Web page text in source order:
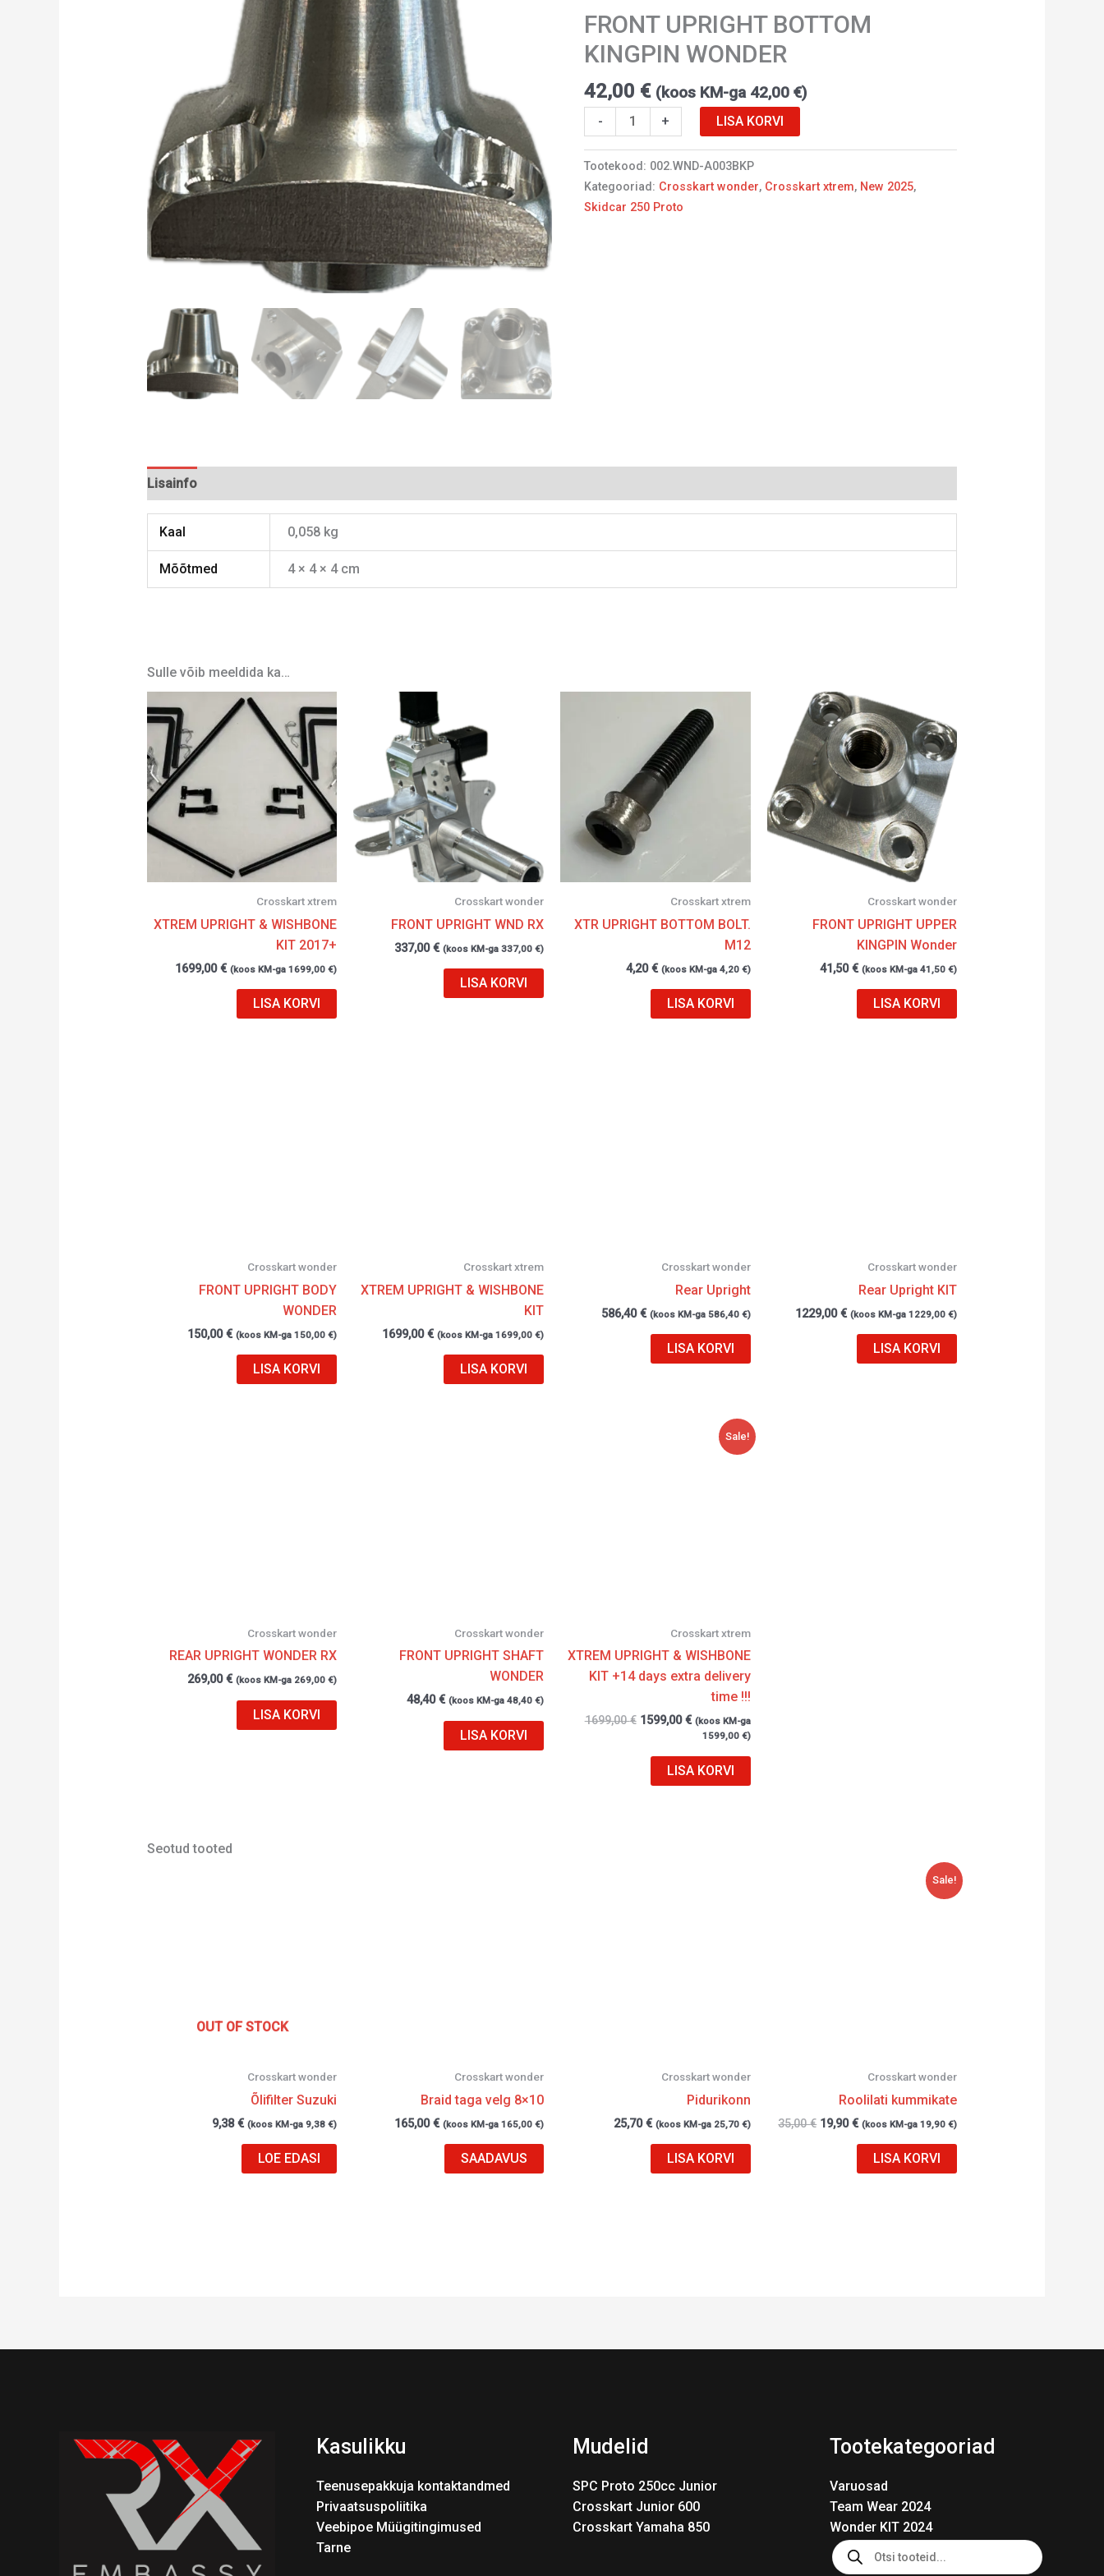
FRONT UPRIGHT BOTTOM
KINGPIN WONDER
42,00 € (koos KM-ga 42,00€)
-
kogus
+ LISA KORVI
Tootekood: 002.WND-A003BKP
Kategooriad: Crosskart wonder, Crosskart xtrem, New 2025,
Skidcar 250 Proto
Lisainfo
Kaal 0,058 kg
Mõõtmed 4 × 4 × 4 cm
Sulle võib meeldida ka…
Crosskart xtrem
XTREM UPRIGHT & WISHBONE
KIT 2017+
1699,00€ (koos KM-ga1699,00€)
LISA KORVI
Crosskart wonder
FRONT UPRIGHT WND RX
337,00€ (koos KM-ga 337,00 €)
LISA KORVI
Crosskart xtrem
XTR UPRIGHT BOTTOM BOLT.
M12
4,20€ (koos KM-ga 4,20 €)
LISA KORVI
Crosskart wonder
FRONT UPRIGHT UPPER
KINGPIN Wonder
41,50€ (koos KM-ga41,50€)
LISA KORVI
Crosskart wonder
FRONT UPRIGHT BODY
WONDER
150,00€ (koos KM-ga150,00€)
LISA KORVI
Crosskart xtrem
XTREM UPRIGHT & WISHBONE
KIT
1699,00€ (koos KM-ga 1699,00 €)
LISA KORVI
Crosskart wonder
Rear Upright
586,40€ (koos KM-ga 586,40 €)
LISA KORVI
Crosskart wonder
Rear Upright KIT
1229,00€ (koos KM-ga1229,00€)
LISA KORVI
Crosskart wonder
REAR UPRIGHT WONDER RX
269,00€ (koos KM-ga 269,00€)
LISA KORVI
Crosskart wonder
FRONT UPRIGHT SHAFT
WONDER
48,40€ (koos KM-ga 48,40 €)
LISA KORVI
Sale!
Crosskart xtrem
XTREM UPRIGHT & WISHBONE
KIT +14 days extra delivery
time !!!
1699,00€ 1599,00€
Current
(koos KM-ga
1599,00 €)
LISA KORVI
Seotud tooted
OUT OF STOCK
Crosskart wonder
Õlifilter Suzuki
9,38€ (koos KM-ga9,38€)
LOE EDASI
Crosskart wonder
Braid taga velg 8×10
165,00€ (koos KM-ga 165,00 €)
SAADAVUS
Crosskart wonder
Pidurikonn
25,70€ (koos KM-ga 25,70 €)
LISA KORVI
Sale!
Crosskart wonder
Roolilati kummikate
35,00€ 19,90€ (koos KM-ga19,90€)
LISA KORVI
Kasulikku
Teenusepakkuja kontaktandmed
Privaatsuspoliitika
Veebipoe Müügitingimused
Tarne
Mudelid
SPC Proto 250cc Junior
Crosskart Junior 600
Crosskart Yamaha 850
Tootekategooriad
Varuosad
Team Wear 2024
Wonder KIT 2024
Products
search